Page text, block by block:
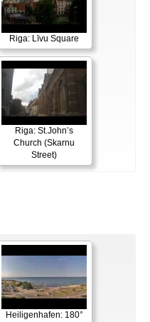
Riga: Līvu Square
Riga: St.John’s
Church (Skarnu
Street)
Heiligenhafen: 180°